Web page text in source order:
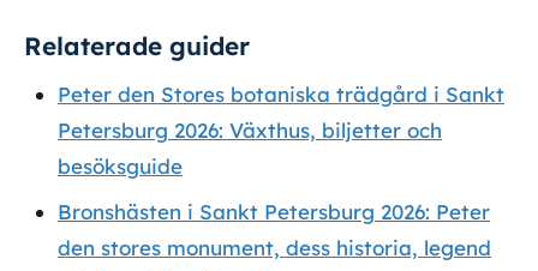
Relaterade guider
Peter den Stores botaniska trädgård i Sankt
Petersburg 2026: Växthus, biljetter och
besöksguide
Bronshästen i Sankt Petersburg 2026: Peter
den stores monument, dess historia, legend